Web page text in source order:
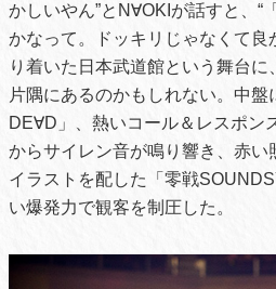
かしいやん”とN∀OKIが話すと、“
かなって。ドッキリじゃなくて良
り着いた日本武道館という舞台
片隅にあるのかもしれない。中
DE∀D」、熱いコール＆レスポン
からサイレン音が鳴り響き、赤
イラストを配した「零戦
い爆発力で観客を制圧した。